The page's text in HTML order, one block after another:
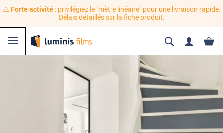
⚠️ Forte activité: privilégiez le "mètre linéaire" pour une livraison rapide.
Délais détaillés sur la fiche produit.